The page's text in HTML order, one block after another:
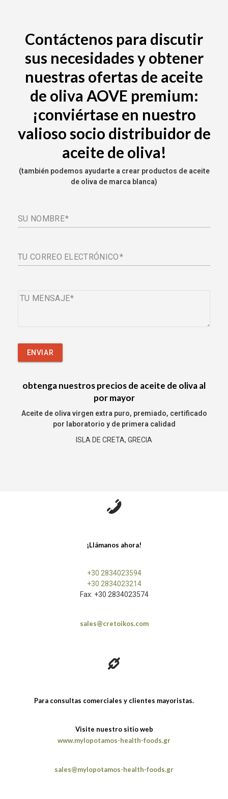
Contáctenos para discutir
sus necesidades y obtener
nuestras ofertas de aceite
de oliva AOVE premium:
¡conviértase en nuestro
valioso socio distribuidor de
aceite de oliva!
(también podemos ayudarte a crear productos de aceite
de oliva de marca blanca)
SU NOMBRE
TU CORREO ELECTRÓNICO
TU MENSAJE
ENVIAR
obtenga nuestros precios de aceite de oliva al
por mayor
Aceite de oliva virgen extra puro, premiado, certificado
por laboratorio y de primera calidad
ISLA DE CRETA, GRECIA
¡Llámanos ahora!
+30 2834023594
+30 2834023214
Fax: +30 2834023574
sales@cretoikos.com
Para consultas comerciales y clientes mayoristas.
Visite nuestro sitio web
www.mylopotamos-health-foods.gr
sales@mylopotamos-health-foods.gr